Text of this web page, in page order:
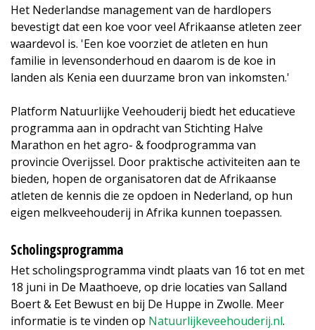
Het Nederlandse management van de hardlopers
bevestigt dat een koe voor veel Afrikaanse atleten zeer
waardevol is. 'Een koe voorziet de atleten en hun
familie in levensonderhoud en daarom is de koe in
landen als Kenia een duurzame bron van inkomsten.'
Platform Natuurlijke Veehouderij biedt het educatieve
programma aan in opdracht van Stichting Halve
Marathon en het agro- & foodprogramma van
provincie Overijssel. Door praktische activiteiten aan te
bieden, hopen de organisatoren dat de Afrikaanse
atleten de kennis die ze opdoen in Nederland, op hun
eigen melkveehouderij in Afrika kunnen toepassen.
Scholingsprogramma
Het scholingsprogramma vindt plaats van 16 tot en met
18 juni in De Maathoeve, op drie locaties van Salland
Boert & Eet Bewust en bij De Huppe in Zwolle. Meer
informatie is te vinden op Natuurlijkeveehouderij.nl.